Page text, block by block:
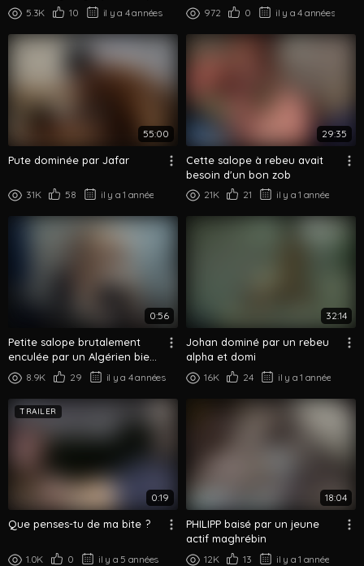
5.3K 10 il y a 4 années 972 0 il y a 4 années
55:00
Pute dominée par Jafar
31K 58 il y a 1 année
29:35
Cette salope à rebeu avait
besoin d'un bon zob
21K 21 il y a 1 année
0:56
Petite salope brutalement
enculée par un Algérien bien
monté (Bareback)
8.9K 29 il y a 4 années
32:14
Johan dominé par un rebeu
alpha et domi
16K 24 il y a 1 année
TRAILER
0:19
Que penses-tu de ma bite ?
1.0K 0 il y a 5 années
18:04
PHILIPP baisé par un jeune
actif maghrébin
12K 13 il y a 1 année